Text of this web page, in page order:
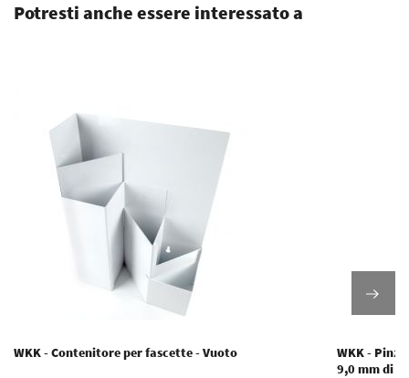
Potresti anche essere interessato a
WKK - Contenitore per fascette - Vuoto
WKK -
9,0 mm di